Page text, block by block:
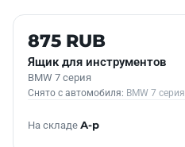
Б/У В НАЛИЧИИ
875 RUB
Ящик для инструментов
BMW 7 серия
Снято с автомобиля: BMW 7 серия
На складе А-р